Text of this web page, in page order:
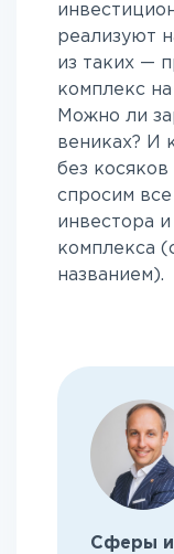
реализуют
из таких —
комплекс
Можно ли
вениках? И
без
спросим
инвестора
комплекса
названием).
Сферы